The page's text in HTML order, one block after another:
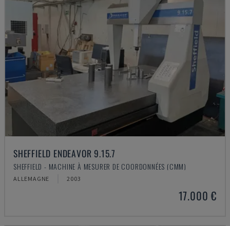
SHEFFIELD ENDEAVOR 9.15.7
SHEFFIELD - MACHINE À MESURER DE COORDONNÉES (CMM)
ALLEMAGNE 2003
17.000 €